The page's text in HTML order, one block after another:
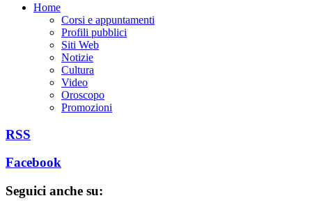
Home
Corsi e appuntamenti
Profili pubblici
Siti Web
Notizie
Cultura
Video
Oroscopo
Promozioni
RSS
Facebook
Seguici anche su: